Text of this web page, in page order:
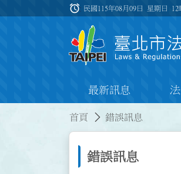
:::
alarm 民國115年08月09日 星期日 12
最新訊息
首頁 錯誤訊息
錯誤訊息